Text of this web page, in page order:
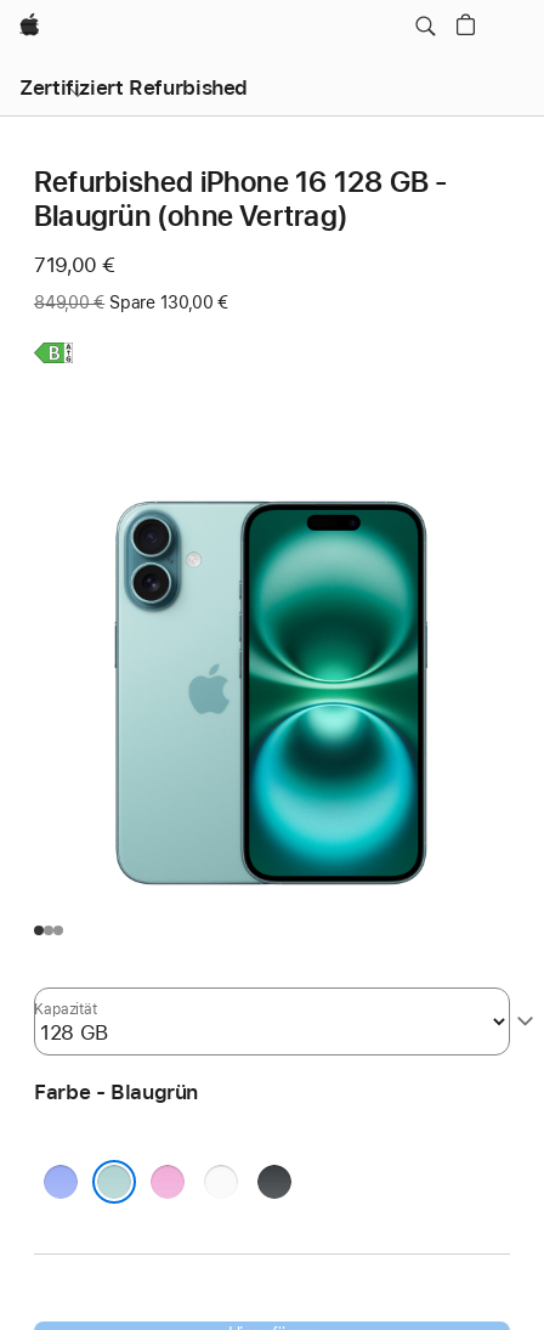
Apple
Zertifiziert Refurbished
Refurbished iPhone 16 128 GB -
Blaugrün (ohne Vertrag)
Jetzt
719,00 €
Vorher:
849,00 € Spare 130,00 €
Weitere
Kapazität
Farbe - Blaugrün
Ultramarin Pink Weiß Schwarz